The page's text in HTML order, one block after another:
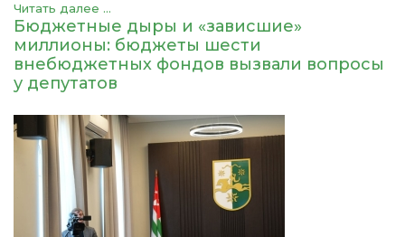
Читать далее ...
Бюджетные дыры и «зависшие»
миллионы: бюджеты шести
внебюджетных фондов вызвали вопросы
у депутатов